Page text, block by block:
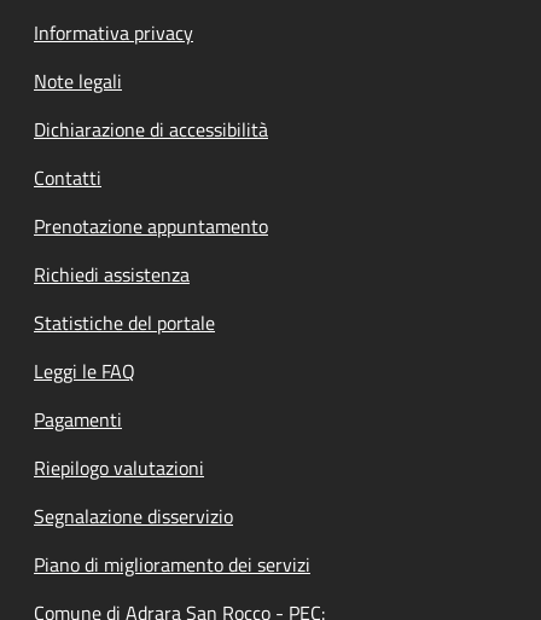
Informativa privacy
Note legali
Dichiarazione di accessibilità
Contatti
Prenotazione appuntamento
Richiedi assistenza
Statistiche del portale
Leggi le FAQ
Pagamenti
Riepilogo valutazioni
Segnalazione disservizio
Piano di miglioramento dei servizi
Comune di Adrara San Rocco - PEC: